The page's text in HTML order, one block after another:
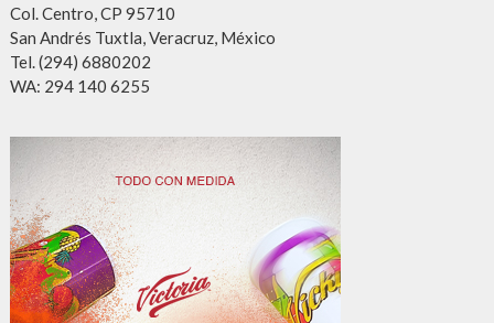
Col. Centro, CP 95710
San Andrés Tuxtla, Veracruz, México
Tel. (294) 6880202
WA: 294 140 6255